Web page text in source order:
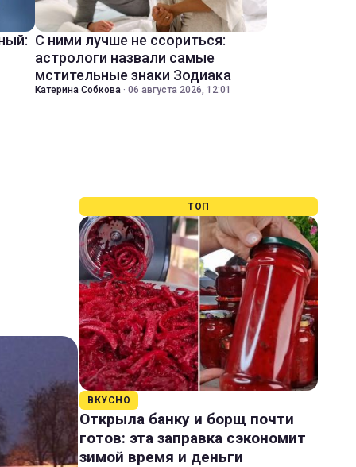
С ними лучше не ссориться:
астрологи назвали самые
мстительные знаки Зодиака
Катерина Собкова · 06 августа 2026, 12:01
ТОП
ВКУСНО
Открыла банку и борщ почти
готов: эта заправка сэкономит
зимой время и деньги